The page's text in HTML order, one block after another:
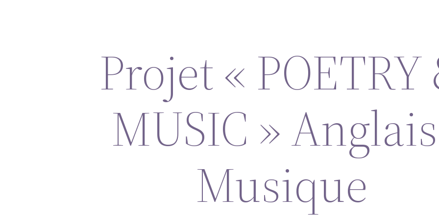
Projet «
MUSIC »
Musique